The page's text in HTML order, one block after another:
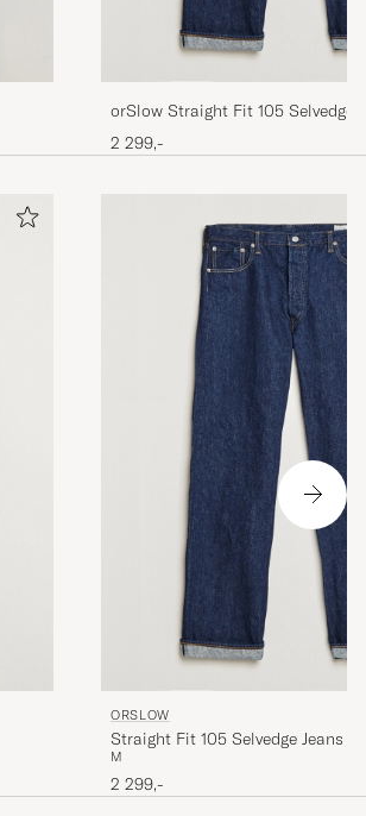
orSlow Straight Fit 105 Selvedge
2 299,-
ORSLOW
Straight Fit 105 Selvedge Jeans
M
2 299,-